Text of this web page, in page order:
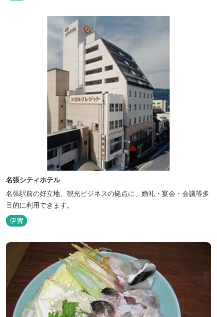
名張シティホテル
名張駅前の好立地、観光ビジネスの拠点に、婚礼・宴会・会議等多
目的に利用できます。
伊賀